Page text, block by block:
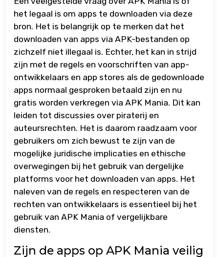
het legaal is om apps te downloaden via deze
bron. Het is belangrijk op te merken dat het
downloaden van apps via APK-bestanden op
zichzelf niet illegaal is. Echter, het kan in strijd
zijn met de regels en voorschriften van app-
ontwikkelaars en app stores als de gedownloade
apps normaal gesproken betaald zijn en nu
gratis worden verkregen via APK Mania. Dit kan
leiden tot discussies over piraterij en
auteursrechten. Het is daarom raadzaam voor
gebruikers om zich bewust te zijn van de
mogelijke juridische implicaties en ethische
overwegingen bij het gebruik van dergelijke
platforms voor het downloaden van apps. Het
naleven van de regels en respecteren van de
rechten van ontwikkelaars is essentieel bij het
gebruik van APK Mania of vergelijkbare
diensten.
Zijn de apps op APK Mania veilig